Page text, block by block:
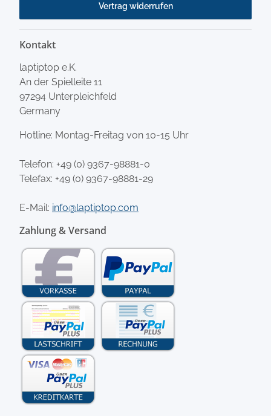
Vertrag widerrufen
Kontakt
laptiptop e.K.
An der Spielleite 11
97294 Unterpleichfeld
Germany
Hotline: Montag-Freitag von 10-15 Uhr
Telefon: +49 (0) 9367-98881-0
Telefax: +49 (0) 9367-98881-29
E-Mail: info@laptiptop.com
Zahlung & Versand